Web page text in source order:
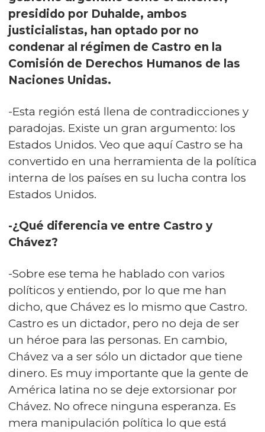
presidido por Duhalde, ambos
justicialistas, han optado por no
condenar al régimen de Castro en la
Comisión de Derechos Humanos de las
Naciones Unidas.
-Esta región está llena de contradicciones y
paradojas. Existe un gran argumento: los
Estados Unidos. Veo que aquí Castro se ha
convertido en una herramienta de la política
interna de los países en su lucha contra los
Estados Unidos.
-¿Qué diferencia ve entre Castro y
Chávez?
-Sobre ese tema he hablado con varios
políticos y entiendo, por lo que me han
dicho, que Chávez es lo mismo que Castro.
Castro es un dictador, pero no deja de ser
un héroe para las personas. En cambio,
Chávez va a ser sólo un dictador que tiene
dinero. Es muy importante que la gente de
América latina no se deje extorsionar por
Chávez. No ofrece ninguna esperanza. Es
mera manipulación política lo que está